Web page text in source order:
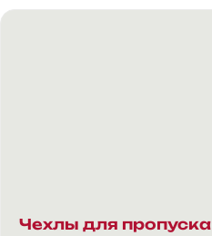
Чехлы для пропуска